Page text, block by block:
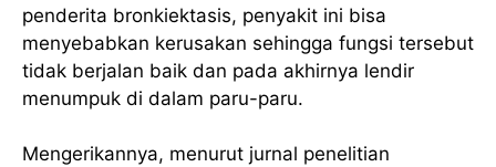
penderita bronkiektasis, penyakit ini bisa
menyebabkan kerusakan sehingga fungsi tersebut
tidak berjalan baik dan pada akhirnya lendir
menumpuk di dalam paru-paru.
Mengerikannya, menurut jurnal penelitian